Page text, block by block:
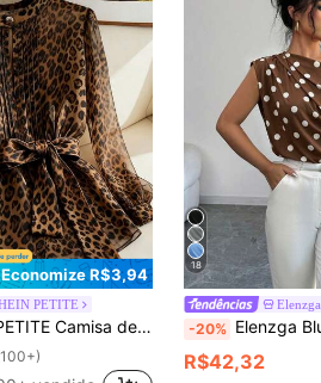
Economize R$3,94
PETITE
para Mulheres, Camisa Elegante com Ajuste Slim que Valoriza a Cintura para Férias de Primavera/Verão e Uso em Festas, Novo Estilo
18
Elenzga
-20% Elenzga Blusa Feminina de Moda Versátil
R$42,32